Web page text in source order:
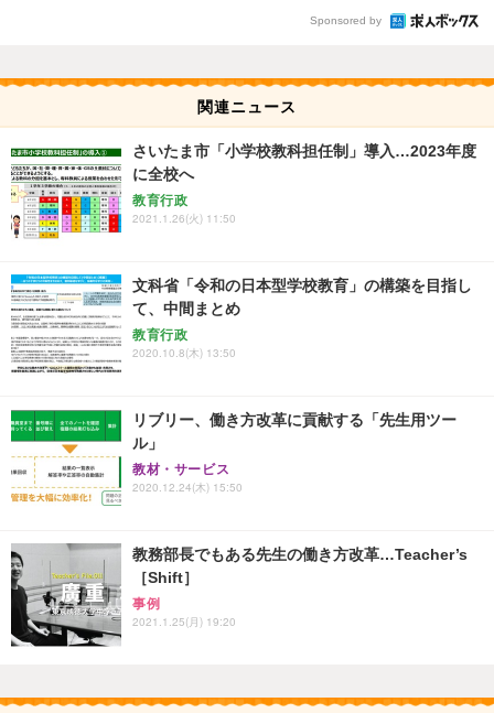
Sponsored by
関連ニュース
さいたま市「小学校教科担任制」導入…2023年度
に全校へ
教育行政
2021.1.26(火) 11:50
文科省「令和の日本型学校教育」の構築を目指し
て、中間まとめ
教育行政
2020.10.8(木) 13:50
リブリー、働き方改革に貢献する「先生用ツー
ル」
教材・サービス
2020.12.24(木) 15:50
教務部長でもある先生の働き方改革…Teacher’s
［Shift］
事例
2021.1.25(月) 19:20